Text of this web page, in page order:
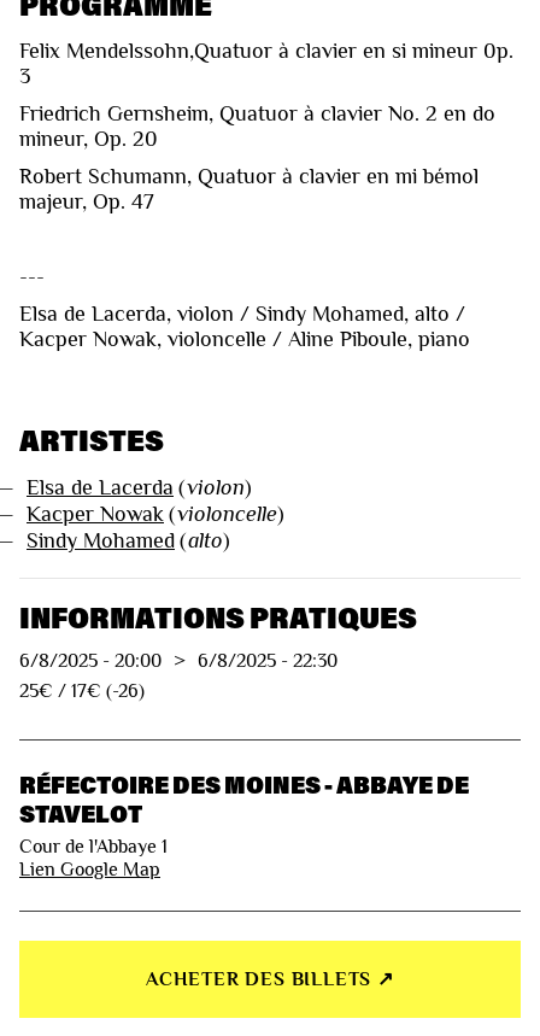
Felix Mendelssohn,Quatuor à clavier en si mineur 0p.
3
Friedrich Gernsheim, Quatuor à clavier No. 2 en do
mineur, Op. 20
Robert Schumann, Quatuor à clavier en mi bémol
majeur, Op. 47
---
Elsa de Lacerda, violon / Sindy Mohamed, alto /
Kacper Nowak, violoncelle / Aline Piboule, piano
ARTISTES
Elsa de Lacerda (violon)
Kacper Nowak (violoncelle)
Sindy Mohamed (alto)
INFORMATIONS PRATIQUES
6/8/2025 - 20:00 > 6/8/2025 - 22:30
25€ / 17€ (-26)
RÉFECTOIRE DES MOINES - ABBAYE DE
STAVELOT
Cour de l'Abbaye 1
Lien Google Map
ACHETER DES BILLETS ↗︎